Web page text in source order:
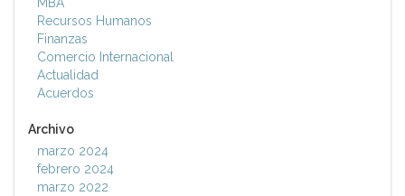
MBA
Recursos Humanos
Finanzas
Comercio Internacional
Actualidad
Acuerdos
Archivo
marzo 2024
febrero 2024
marzo 2022